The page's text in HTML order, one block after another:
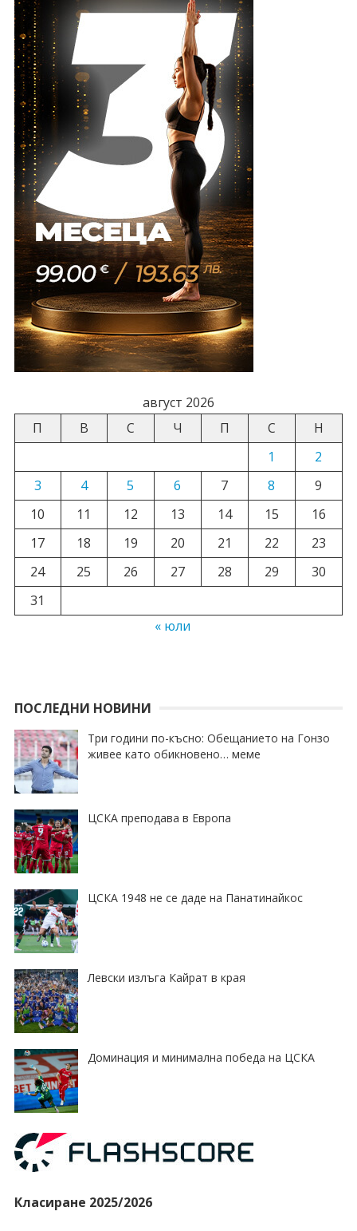
август 2026
П
В С Ч П С
Н
1
2
3
4 5 6 7 8
9
10
11 12 13 14 15
16
17
18 19 20 21 22
23
24
25 26 27 28 29
30
31
« юли
ПОСЛЕДНИ НОВИНИ
Три години по-късно: Обещанието на Гонзо
живее като обикновено… меме
ЦСКА преподава в Европа
ЦСКА 1948 не се даде на Панатинайкос
Левски излъга Кайрат в края
Доминация и минимална победа на ЦСКА
Класиране 2025/2026